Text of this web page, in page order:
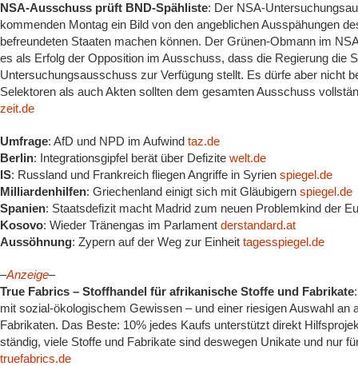
NSA-Ausschuss prüft BND-Spähliste: Der NSA-
kommenden Montag ein Bild von den angeblichen Ausspähungen
befreundeten Staaten machen können. Der Grünen-Obmann im
es als Erfolg der Opposition im Ausschuss, dass die Regierung die
Untersuchungsausschuss zur Verfügung stellt. Es dürfe aber nicht
Selektoren als auch Akten sollten dem gesamten Ausschuss
zeit.de
Umfrage: AfD und NPD im Aufwind taz.de
Berlin: Integrationsgipfel berät über Defizite welt.de
IS: Russland und Frankreich fliegen Angriffe in Syrien spiegel.de
Milliardenhilfen: Griechenland einigt sich mit Gläubigern spiegel.de
Spanien: Staatsdefizit macht Madrid zum neuen Problemkind der
Kosovo: Wieder Tränengas im Parlament derstandard.at
Aussöhnung: Zypern auf der Weg zur Einheit tagesspiegel.de
–Anzeige–
True Fabrics – Stoffhandel für afrikanische Stoffe und Fabrikate
mit sozial-ökologischem Gewissen – und einer riesigen Auswahl an
Fabrikaten. Das Beste: 10% jedes Kaufs unterstützt direkt
ständig, viele Stoffe und Fabrikate sind deswegen Unikate und nur
truefabrics.de